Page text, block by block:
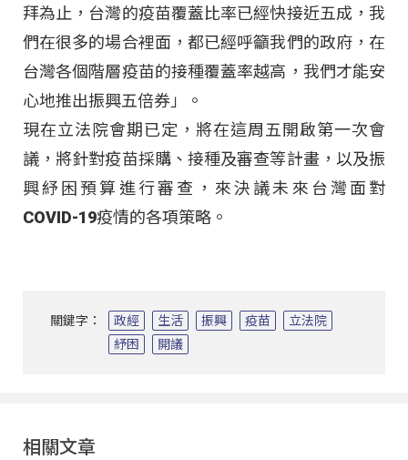
拜為止，台灣的疫苗覆蓋比率已經快接近五成，我
們在很多的場合裡面，都已經呼籲我們的政府，在
台灣各個階層疫苗的接種覆蓋率越高，我們才能安
心地推出振興五倍券」。
現在立法院會期已定，將在這周五開啟第一次會
議，將針對疫苗採購、接種及審查等計畫，以及振
興紓困預算進行審查，來決議未來台灣面對
COVID-19疫情的各項策略。
關鍵字： 政經 生活 振興 疫苗
立法院
紓困
開議
相關文章